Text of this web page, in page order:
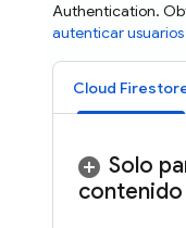
Authentication.
autenticar
Cloud
Solo
contenido